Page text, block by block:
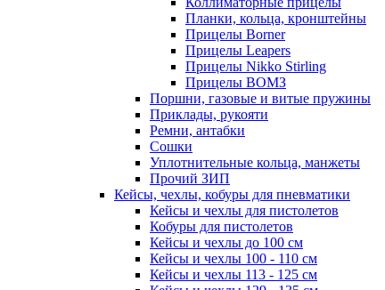
Планки, кольца, кронштейны
Прицелы Borner
Прицелы Leapers
Прицелы Nikko Stirling
Прицелы ВОМЗ
Поршни, газовые и витые пружины
Приклады, рукояти
Ремни, антабки
Сошки
Уплотнительные кольца, манжеты
Прочий ЗИП
Кейсы, чехлы, кобуры для пневматики
Кейсы и чехлы для пистолетов
Кобуры для пистолетов
Кейсы и чехлы до 100 см
Кейсы и чехлы 100 - 110 см
Кейсы и чехлы 113 - 125 см